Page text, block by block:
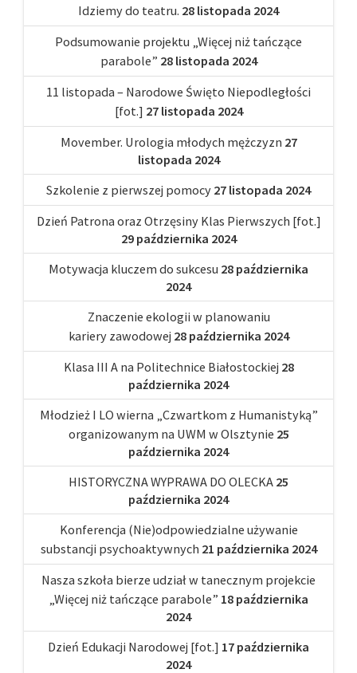
Idziemy do teatru. 28 listopada 2024
Podsumowanie projektu „Więcej niż tańczące
parabole” 28 listopada 2024
11 listopada – Narodowe Święto Niepodległości
[fot.] 27 listopada 2024
Movember. Urologia młodych mężczyzn 27
listopada 2024
Szkolenie z pierwszej pomocy 27 listopada 2024
Dzień Patrona oraz Otrzęsiny Klas Pierwszych [fot.]
29 października 2024
Motywacja kluczem do sukcesu 28 października
2024
Znaczenie ekologii w planowaniu
kariery zawodowej 28 października 2024
Klasa III A na Politechnice Białostockiej 28
października 2024
Młodzież I LO wierna „Czwartkom z Humanistyką”
organizowanym na UWM w Olsztynie 25
października 2024
HISTORYCZNA WYPRAWA DO OLECKA 25
października 2024
Konferencja (Nie)odpowiedzialne używanie
substancji psychoaktywnych 21 października 2024
Nasza szkoła bierze udział w tanecznym projekcie
„Więcej niż tańczące parabole” 18 października
2024
Dzień Edukacji Narodowej [fot.] 17 października
2024